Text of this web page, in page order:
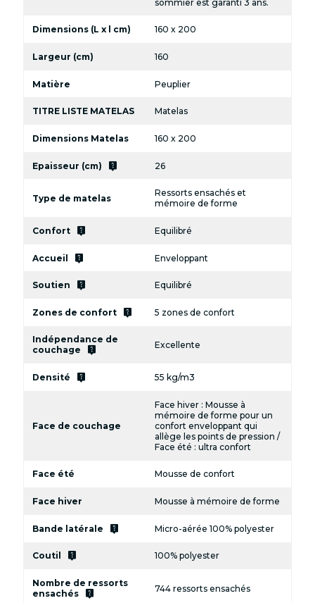
sommier est garanti 3 ans.
Dimensions (L x l cm) 160 x 200
Largeur (cm) 160
Matière Peuplier
TITRE LISTE MATELAS Matelas
Dimensions Matelas 160 x 200
Epaisseur (cm) live_help 26
Type de matelas
Ressorts ensachés et
mémoire de forme
Confort live_help Equilibré
Accueil live_help Enveloppant
Soutien live_help Equilibré
Zones de confort live_help 5 zones de confort
Indépendance de
couchage
live_help Excellente
Densité live_help 55 kg/m3
Face de couchage
Face hiver : Mousse à
mémoire de forme pour un
confort enveloppant qui
allège les points de pression /
Face été : ultra confort
Face été Mousse de confort
Face hiver Mousse à mémoire de forme
Bande latérale live_help Micro-aérée 100% polyester
Coutil live_help 100% polyester
Nombre de ressorts
ensachés
live_help 744 ressorts ensachés